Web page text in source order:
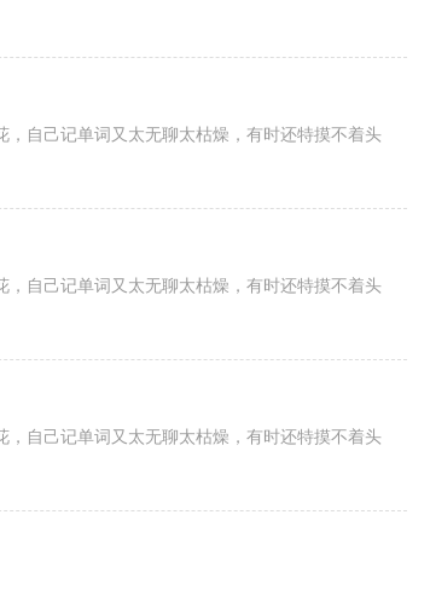
自己记单词又太无聊太枯燥，有时还特摸不着头
自己记单词又太无聊太枯燥，有时还特摸不着头
自己记单词又太无聊太枯燥，有时还特摸不着头